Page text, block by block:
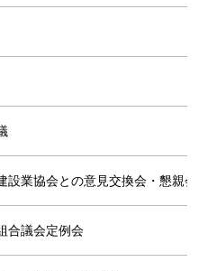
業協会との意見交換会・懇親会
合議会定例会